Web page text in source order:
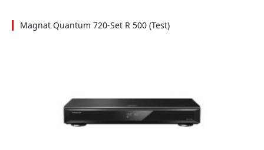
Magnat Quantum 720-Set R 500 (Test)